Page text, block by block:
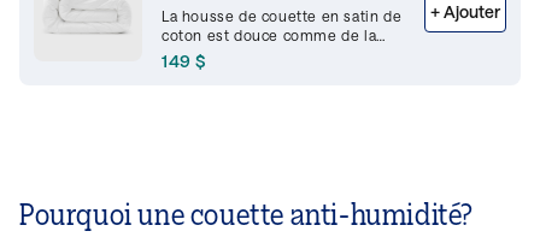
La housse de couette en satin de
coton est douce comme de la
soie et naturellement élégante.
Elle est faite à 100 % de coton
149 $
+Ajouter
Pourquoi une couette anti-humidité?